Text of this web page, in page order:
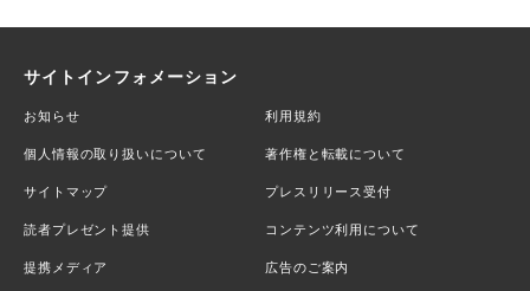
サイトインフォメーション
お知らせ 利用規約
個人情報の取り扱いについて 著作権と転載について
サイトマップ プレスリリース受付
読者プレゼント提供 コンテンツ利用について
提携メディア 広告のご案内